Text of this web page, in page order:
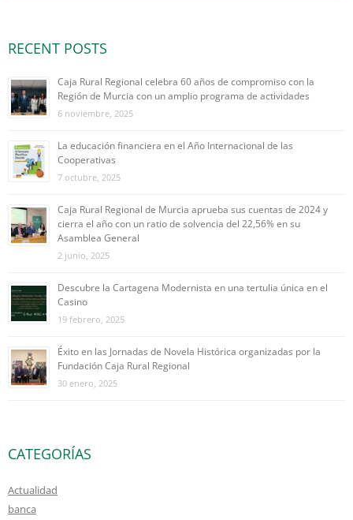
RECENT POSTS
Caja Rural Regional celebra 60 años de compromiso con la
Región de Murcia con un amplio programa de actividades
6 noviembre, 2025
La educación financiera en el Año Internacional de las
Cooperativas
7 octubre, 2025
Caja Rural Regional de Murcia aprueba sus cuentas de 2024 y
cierra el año con un ratio de solvencia del 22,56% en su
Asamblea General
2 junio, 2025
Descubre la Cartagena Modernista en una tertulia única en el
Casino
19 febrero, 2025
Éxito en las Jornadas de Novela Histórica organizadas por la
Fundación Caja Rural Regional
30 enero, 2025
CATEGORÍAS
Actualidad
banca